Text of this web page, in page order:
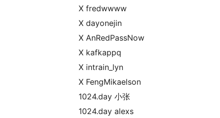
X fredwwww
X dayonejin
X AnRedPassNow
X kafkappq
X intrain_lyn
X FengMikaelson
1024.day 小张
1024.day alexs